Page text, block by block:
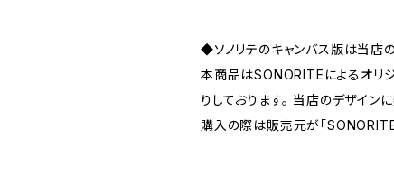
◆ソノリテのキャンバス版は当店
本商品はSONORITEによるオリ
りしております。 当店のデザイ
購入の際は販売元が「SONORITE